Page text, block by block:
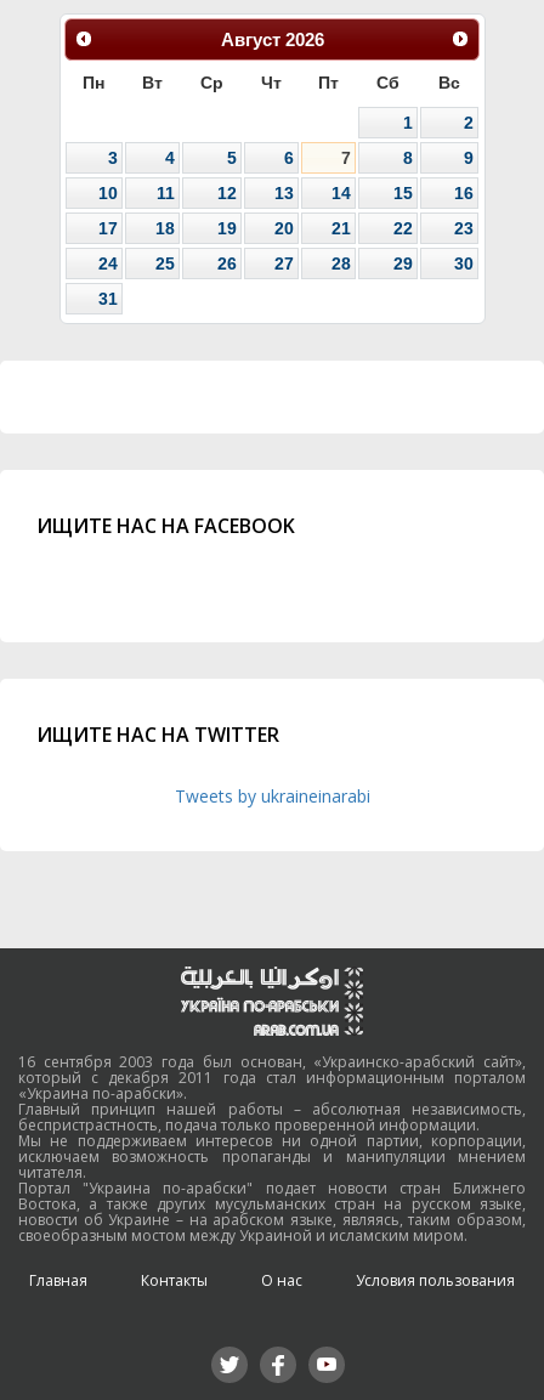
Август 2026
Пн Вт Ср Чт Пт Сб Вс
1
2
3
4 5 6 7 8
9
10
11 12 13 14 15
16
17
18 19 20 21 22
23
24
25 26 27 28 29
30
31
ИЩИТЕ НАС НА FACEBOOK
ИЩИТЕ НАС НА TWITTER
Tweets by ukraineinarabi
16 сентября 2003 года был основан, «Украинско-арабский сайт»,
который с декабря 2011 года стал информационным порталом
«Украина по-арабски».
Главный принцип нашей работы – абсолютная независимость,
беспристрастность, подача только проверенной информации.
Мы не поддерживаем интересов ни одной партии, корпорации,
исключаем возможность пропаганды и манипуляции мнением
читателя.
Портал "Украина по-арабски" подает новости стран Ближнего
Востока, а также других мусульманских стран на русском языке,
новости об Украине – на арабском языке, являясь, таким образом,
своеобразным мостом между Украиной и исламским миром.
Главная Контакты О нас Условия пользования